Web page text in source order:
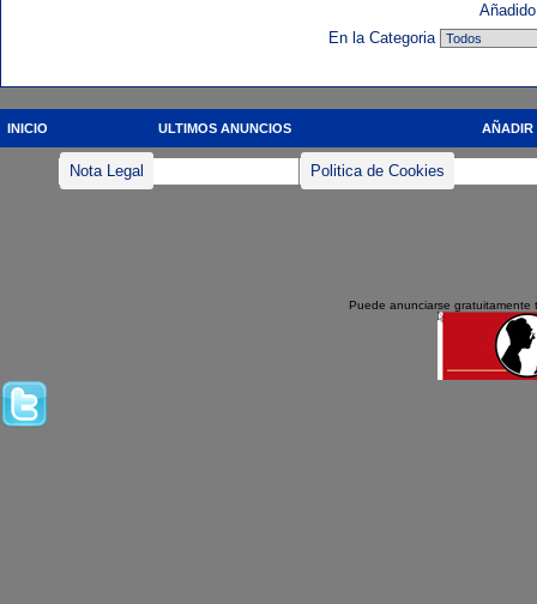
En la Categoria
INICIO ULTIMOS ANUNCIOS AÑADIR
Nota Legal Politica de Cookies
Puede anunciarse